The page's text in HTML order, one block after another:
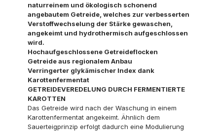
naturreinem und ökologisch schonend
angebautem Getreide, welches zur verbesserten
Verstoffwechselung der Stärke gewaschen,
angekeimt und hydrothermisch aufgeschlossen
wird.
Hochaufgeschlossene Getreideflocken
Getreide aus regionalem Anbau
Verringerter glykämischer Index dank
Karottenfermentat
GETREIDEVEREDELUNG DURCH FERMENTIERTE
KAROTTEN
Das Getreide wird nach der Waschung in einem
Karottenfermentat angekeimt. Ähnlich dem
Sauerteigprinzip erfolgt dadurch eine Modulierung